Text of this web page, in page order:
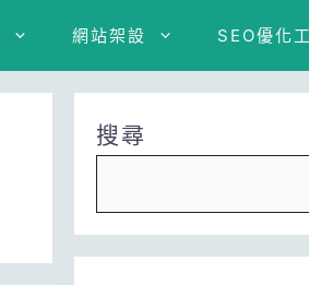
網站架設 SEO優化
搜尋